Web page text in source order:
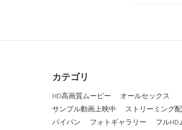
カテゴリ
HD高画質ムービー
オールセックス
サンプル動画上映中
ストリーミング
パイパン
フォトギャラリー
フルHD